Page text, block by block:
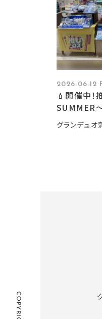
2026.06.12
💄開催中！
SUMMER
グランデュオ